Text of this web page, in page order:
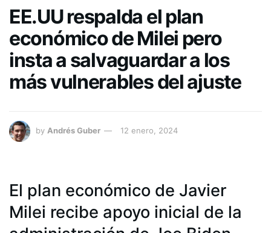
EE.UU respalda el plan
económico de Milei pero
insta a salvaguardar a los
más vulnerables del ajuste
by Andrés Guber 12 enero, 2024
El plan económico de Javier
Milei recibe apoyo inicial de la